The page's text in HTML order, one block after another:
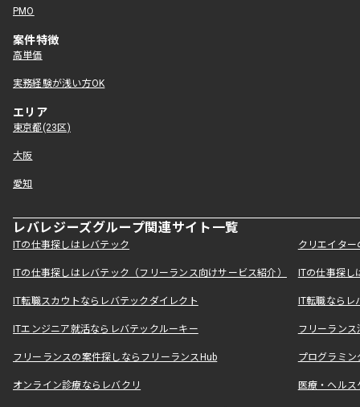
PMO
案件特徴
高単価
実務経験が浅い方OK
エリア
東京都(23区)
大阪
愛知
レバレジーズグループ関連サイト一覧
ITの仕事探しはレバテック クリエイタ
ITの仕事探しはレバテック（フリーランス向けサービス紹介） ITの仕事探
IT転職スカウトならレバテックダイレクト IT転職なら
ITエンジニア就活ならレバテックルーキー フリーラン
フリーランスの案件探しならフリーランスHub プログラミ
オンライン診療ならレバクリ 医療・ヘル